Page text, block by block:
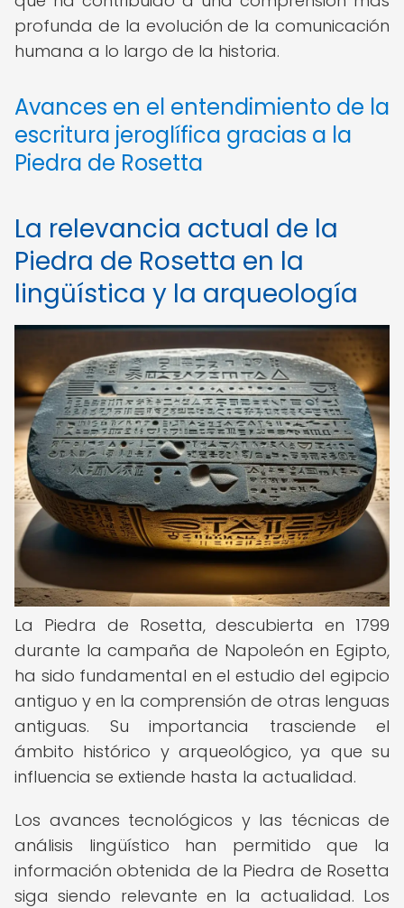
profunda de la evolución de la comunicación
humana a lo largo de la historia.
Avances en el entendimiento de la
escritura jeroglífica gracias a la
Piedra de Rosetta
La relevancia actual de la
Piedra de Rosetta en la
lingüística y la arqueología
La Piedra de Rosetta, descubierta en 1799
durante la campaña de Napoleón en Egipto,
ha sido fundamental en el estudio del egipcio
antiguo y en la comprensión de otras lenguas
antiguas. Su importancia trasciende el
ámbito histórico y arqueológico, ya que su
influencia se extiende hasta la actualidad.
Los avances tecnológicos y las técnicas de
análisis lingüístico han permitido que la
información obtenida de la Piedra de Rosetta
siga siendo relevante en la actualidad. Los